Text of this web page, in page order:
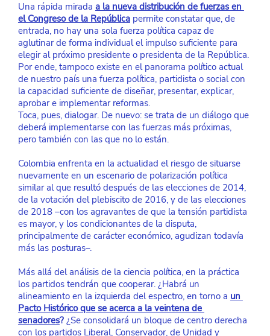
Una rápida mirada a la nueva distribución de fuerzas en
el Congreso de la República permite constatar que, de
entrada, no hay una sola fuerza política capaz de
aglutinar de forma individual el impulso suficiente para
elegir al próximo presidente o presidenta de la República.
Por ende, tampoco existe en el panorama político actual
de nuestro país una fuerza política, partidista o social con
la capacidad suficiente de diseñar, presentar, explicar,
aprobar e implementar reformas.
Toca, pues, dialogar. De nuevo: se trata de un diálogo que
deberá implementarse con las fuerzas más próximas,
pero también con las que no lo están.
Colombia enfrenta en la actualidad el riesgo de situarse
nuevamente en un escenario de polarización política
similar al que resultó después de las elecciones de 2014,
de la votación del plebiscito de 2016, y de las elecciones
de 2018 –con los agravantes de que la tensión partidista
es mayor, y los condicionantes de la disputa,
principalmente de carácter económico, agudizan todavía
más las posturas–.
Más allá del análisis de la ciencia política, en la práctica
los partidos tendrán que cooperar. ¿Habrá un
alineamiento en la izquierda del espectro, en torno a un
Pacto Histórico que se acerca a la veintena de
senadores? ¿Se consolidará un bloque de centro derecha
con los partidos Liberal, Conservador, de Unidad y